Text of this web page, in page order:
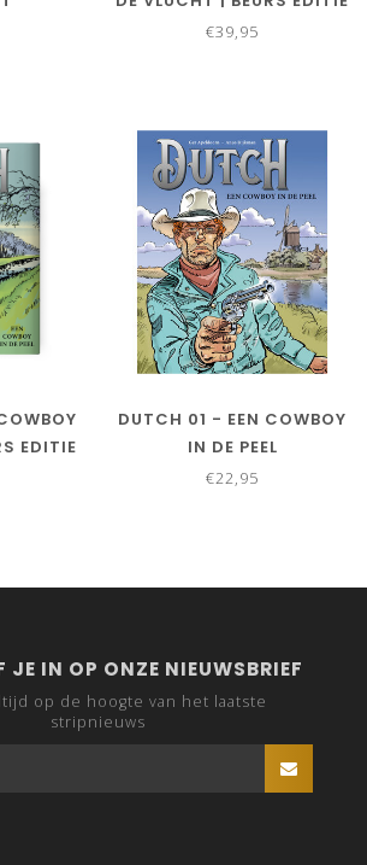
€39,95
EDITIE
DUTCH 01 - EEN COWBOY
IN DE PEEL
€22,95
IN OP ONZE NIEUWSBRIEF
op de hoogte van het laatste
stripnieuws